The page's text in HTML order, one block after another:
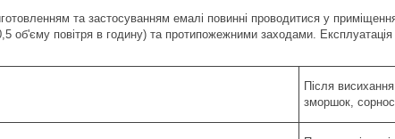
та застосуванням емалі повинні проводитися у
об'єму повітря в годину) та протипожежними заходами.
Після
зморшок,